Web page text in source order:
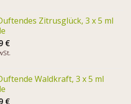
Zitrusglück, 3 x 5 ml
€
Waldkraft, 3 x 5 ml
€